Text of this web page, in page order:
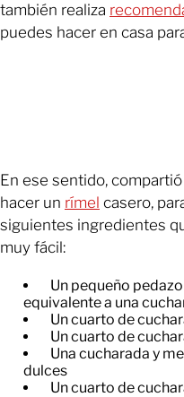
también realiza
puedes hacer en casa
En ese sentido,
hacer un rímel casero,
siguientes ingredientes
muy fácil:
Un pequeño
equivalente a una
Un cuarto de
Un cuarto de
Una cucharada y
dulces
Un cuarto de